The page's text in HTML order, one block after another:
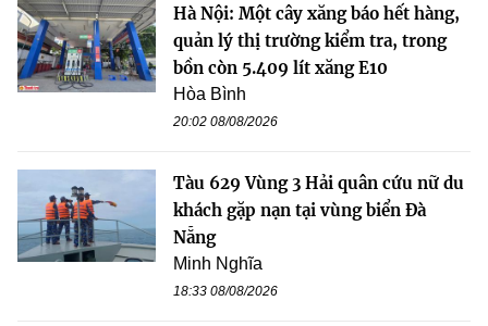
Hà Nội: Một cây xăng báo hết hàng,
quản lý thị trường kiểm tra, trong
bồn còn 5.409 lít xăng E10
Hòa Bình
20:02 08/08/2026
Tàu 629 Vùng 3 Hải quân cứu nữ du
khách gặp nạn tại vùng biển Đà
Nẵng
Minh Nghĩa
18:33 08/08/2026